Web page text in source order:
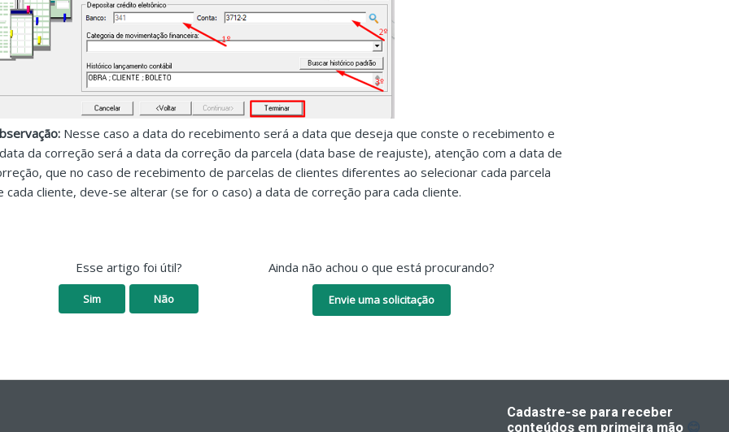
Nesse caso a data do recebimento será a data que deseja que conste o recebimento e
da correção será a data da correção da parcela (data base de reajuste), atenção com a data de
que no caso de recebimento de parcelas de clientes diferentes ao selecionar cada parcela
cada cliente, deve-se alterar (se for o caso) a data de correção para cada cliente.
Esse artigo foi útil?
Sim Não
Ainda não achou o que está procurando?
Envie uma solicitação